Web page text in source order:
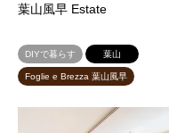
葉山風早 Estate
DIYで暮らす 葉山
Foglie e Brezza 葉山風早